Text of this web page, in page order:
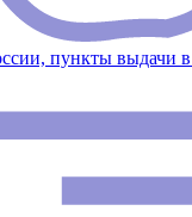
пункты выдачи